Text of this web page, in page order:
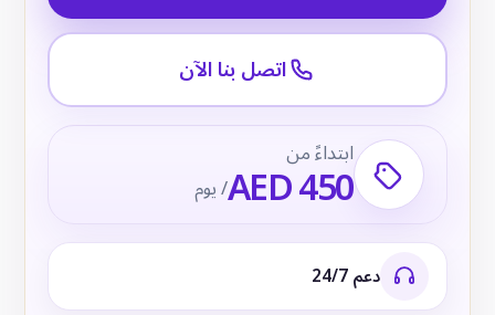
اتصل بنا الآن
ابتداءً من
AED 450/ يوم
دعم 24/7